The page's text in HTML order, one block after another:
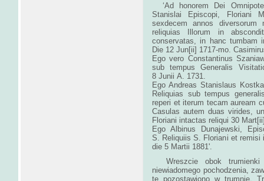
‘Ad honorem Dei
Stanislai Episcopi, Floriani
sexdecem annos
reliquias Illorum in
conservatas, in hanc tumbam
Die 12 Jun[ii] 1717-mo.
Ego vero Constantinus
sub tempus Generalis
8 Junii A. 1731.
Ego Andreas Stanislaus
Reliquias sub tempus
reperi et iterum tecam auream
Casulas autem duas virides,
Floriani intactas reliqui 30
Ego Albinus Dunajewski,
S. Reliquiis S. Floriani et
die 5
Wreszcie obok trumienki
niewiadomego pochodzenia,
te pozostawiono w trumnie.